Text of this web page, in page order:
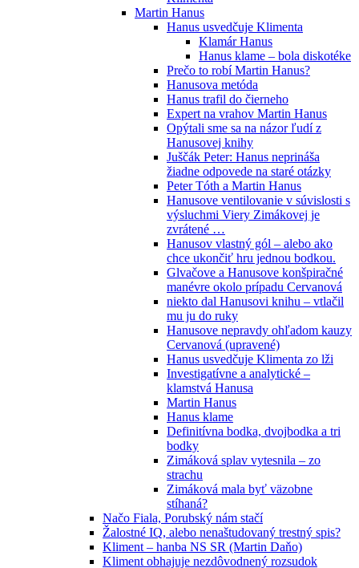
Martin Hanus
Hanus usvedčuje Klimenta
Klamár Hanus
Hanus klame – bola diskotéke
Prečo to robí Martin Hanus?
Hanusova metóda
Hanus trafil do čierneho
Expert na vrahov Martin Hanus
Opýtali sme sa na názor ľudí z
Hanusovej knihy
Juščák Peter: Hanus neprináša
žiadne odpovede na staré otázky
Peter Tóth a Martin Hanus
Hanusove ventilovanie v súvislosti s
výsluchmi Viery Zimákovej je
zvrátené …
Hanusov vlastný gól – alebo ako
chce ukončiť hru jednou bodkou.
Glvačove a Hanusove konšpiračné
manévre okolo prípadu Cervanová
niekto dal Hanusovi knihu – vtlačil
mu ju do ruky
Hanusove nepravdy ohľadom kauzy
Cervanová (upravené)
Hanus usvedčuje Klimenta zo lži
Investigatívne a analytické –
klamstvá Hanusa
Martin Hanus
Hanus klame
Definitívna bodka, dvojbodka a tri
bodky
Zimáková splav vytesnila – zo
strachu
Zimáková mala byť väzobne
stíhaná?
Načo Fiala, Porubský nám stačí
Žalostné IQ, alebo nenaštudovaný trestný spis?
Kliment – hanba NS SR (Martin Daňo)
Kliment obhajuje nezdôvodnený rozsudok